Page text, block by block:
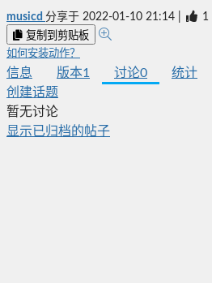
musicd 分享于 2022-01-10 21:14 1
复制到剪贴板
如何安装动作？
信息 版本1 讨论0 统计
创建话题
暂无讨论
显示已归档的帖子